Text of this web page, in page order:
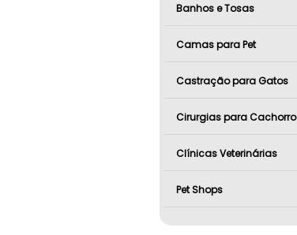
Banhos e Tosas
Camas para Pet
Castração para Gatos
Cirurgias para Cachorro
Clínicas Veterinárias
Pet Shops